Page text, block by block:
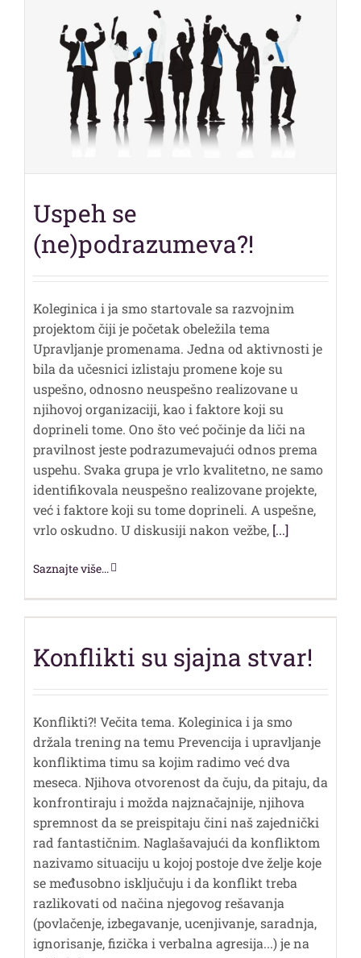
Uspeh se
(ne)podrazumeva?!
Koleginica i ja smo startovale sa razvojnim
projektom čiji je početak obeležila tema
Upravljanje promenama. Jedna od aktivnosti je
bila da učesnici izlistaju promene koje su
uspešno, odnosno neuspešno realizovane u
njihovoj organizaciji, kao i faktore koji su
doprineli tome. Ono što već počinje da liči na
pravilnost jeste podrazumevajući odnos prema
uspehu. Svaka grupa je vrlo kvalitetno, ne samo
identifikovala neuspešno realizovane projekte,
već i faktore koji su tome doprineli. A uspešne,
vrlo oskudno. U diskusiji nakon vežbe, [...]
Saznajte više...
Konflikti su sjajna stvar!
Konflikti?! Večita tema. Koleginica i ja smo
držala trening na temu Prevencija i upravljanje
konfliktima timu sa kojim radimo već dva
meseca. Njihova otvorenost da čuju, da pitaju, da
konfrontiraju i možda najznačajnije, njihova
spremnost da se preispitaju čini naš zajednički
rad fantastičnim. Naglašavajući da konfliktom
nazivamo situaciju u kojoj postoje dve želje koje
se međusobno isključuju i da konflikt treba
razlikovati od načina njegovog rešavanja
(povlačenje, izbegavanje, ucenjivanje, saradnja,
ignorisanje, fizička i verbalna agresija...) je na